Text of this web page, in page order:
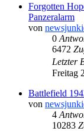
Forgotten
Panzeralarm
von
0
6472
Letzter
Freitag
Battlefield
von
4
10283